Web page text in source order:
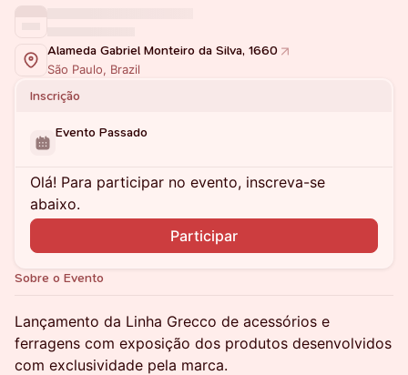
Alameda Gabriel Monteiro da Silva, 1660
São Paulo, Brazil
Inscrição
Evento Passado
Olá! Para participar no evento, inscreva-se
abaixo.
Participar
Sobre o Evento
Lançamento da Linha Grecco de acessórios e
ferragens com exposição dos produtos desenvolvidos
com exclusividade pela marca.